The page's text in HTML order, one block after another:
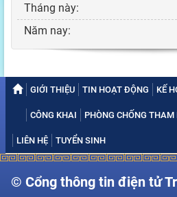
Tháng này:
Năm nay:
GIỚI THIỆU TIN HOẠT ĐỘNG KẾ
CÔNG KHAI PHÒNG CHỐNG THAM
LIÊN HỆ TUYỂN SINH
© Cổng thông tin điện tử